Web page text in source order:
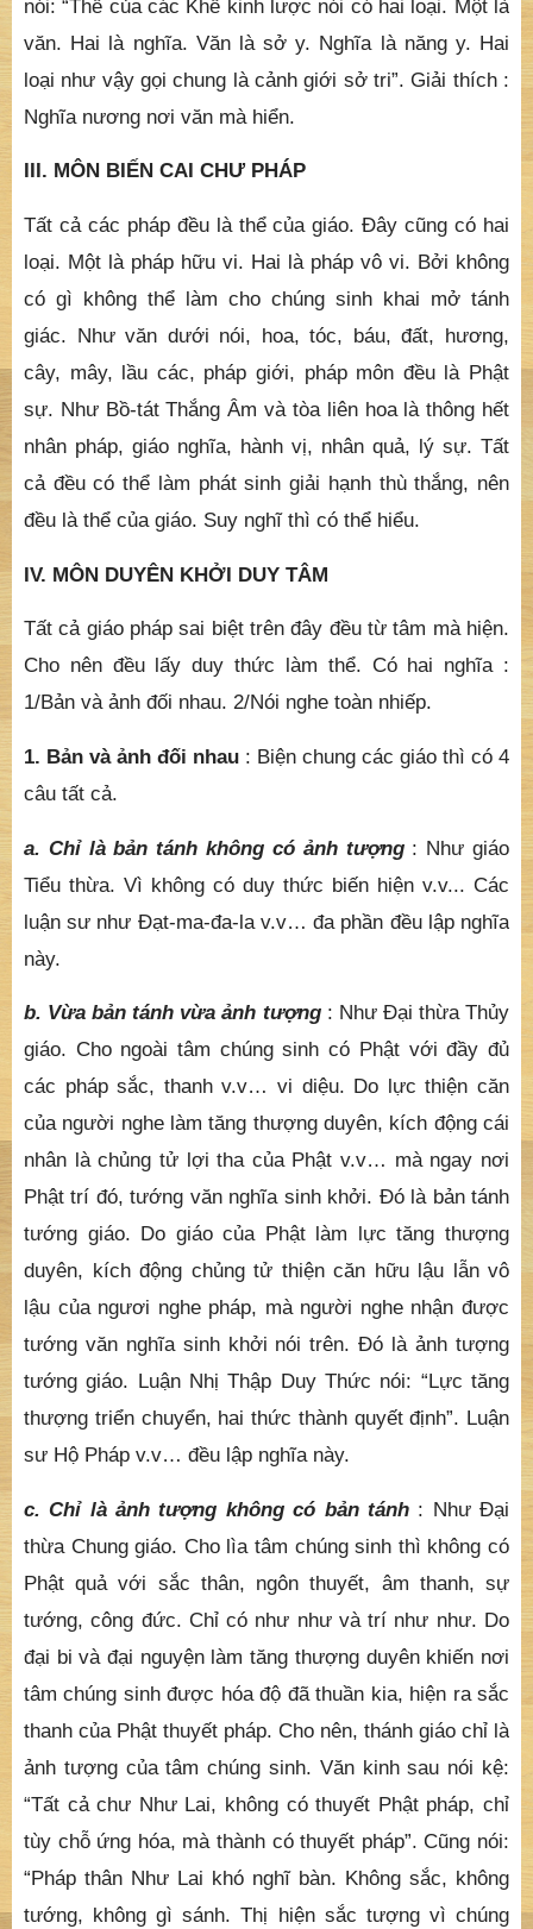
nói: “Thể của các Khế kinh lược nói có hai loại. Một là
văn. Hai là nghĩa. Văn là sở y. Nghĩa là năng y. Hai
loại như vậy gọi chung là cảnh giới sở tri”. Giải thích :
Nghĩa nương nơi văn mà hiển.
III. MÔN BIẾN CAI CHƯ PHÁP
Tất cả các pháp đều là thể của giáo. Đây cũng có hai
loại. Một là pháp hữu vi. Hai là pháp vô vi. Bởi không
có gì không thể làm cho chúng sinh khai mở tánh
giác. Như văn dưới nói, hoa, tóc, báu, đất, hương,
cây, mây, lầu các, pháp giới, pháp môn đều là Phật
sự. Như Bồ-tát Thắng Âm và tòa liên hoa là thông hết
nhân pháp, giáo nghĩa, hành vị, nhân quả, lý sự. Tất
cả đều có thể làm phát sinh giải hạnh thù thắng, nên
đều là thể của giáo. Suy nghĩ thì có thể hiểu.
IV. MÔN DUYÊN KHỞI DUY TÂM
Tất cả giáo pháp sai biệt trên đây đều từ tâm mà hiện.
Cho nên đều lấy duy thức làm thể. Có hai nghĩa :
1/Bản và ảnh đối nhau. 2/Nói nghe toàn nhiếp.
1. Bản và ảnh đối nhau : Biện chung các giáo thì có 4
câu tất cả.
a. Chỉ là bản tánh không có ảnh tượng: Như giáo
Tiểu thừa. Vì không có duy thức biến hiện v.v... Các
luận sư như Đạt-ma-đa-la v.v… đa phần đều lập nghĩa
này.
b. Vừa bản tánh vừa ảnh tượng: Như Đại thừa Thủy
giáo. Cho ngoài tâm chúng sinh có Phật với đầy đủ
các pháp sắc, thanh v.v… vi diệu. Do lực thiện căn
của người nghe làm tăng thượng duyên, kích động cái
nhân là chủng tử lợi tha của Phật v.v… mà ngay nơi
Phật trí đó, tướng văn nghĩa sinh khởi. Đó là bản tánh
tướng giáo. Do giáo của Phật làm lực tăng thượng
duyên, kích động chủng tử thiện căn hữu lậu lẫn vô
lậu của ngươi nghe pháp, mà người nghe nhận được
tướng văn nghĩa sinh khởi nói trên. Đó là ảnh tượng
tướng giáo. Luận Nhị Thập Duy Thức nói: “Lực tăng
thượng triển chuyển, hai thức thành quyết định”. Luận
sư Hộ Pháp v.v… đều lập nghĩa này.
c. Chỉ là ảnh tượng không có bản tánh: Như Đại
thừa Chung giáo. Cho lìa tâm chúng sinh thì không có
Phật quả với sắc thân, ngôn thuyết, âm thanh, sự
tướng, công đức. Chỉ có như như và trí như như. Do
đại bi và đại nguyện làm tăng thượng duyên khiến nơi
tâm chúng sinh được hóa độ đã thuần kia, hiện ra sắc
thanh của Phật thuyết pháp. Cho nên, thánh giáo chỉ là
ảnh tượng của tâm chúng sinh. Văn kinh sau nói kệ:
“Tất cả chư Như Lai, không có thuyết Phật pháp, chỉ
tùy chỗ ứng hóa, mà thành có thuyết pháp”. Cũng nói:
“Pháp thân Như Lai khó nghĩ bàn. Không sắc, không
tướng, không gì sánh. Thị hiện sắc tượng vì chúng